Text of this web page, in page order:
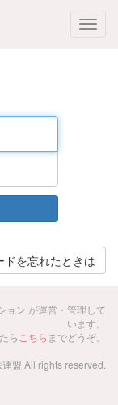
ドを忘れたときは
ョン が運営・管理して
います。
ら こちら までどうぞ。
盟 All rights reserved.